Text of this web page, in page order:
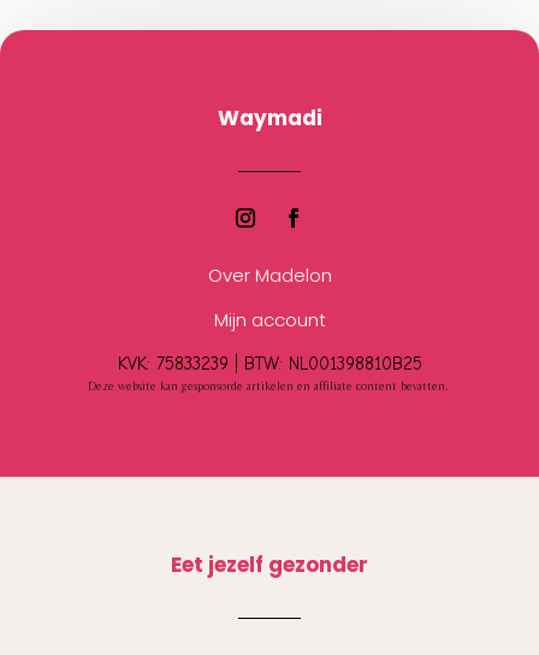
Waymadi
Over Madelon
Mijn account
KVK: 75833239 | BTW: NL001398810B25
Deze website kan gesponsorde artikelen en affiliate content bevatten.
Eet jezelf gezonder